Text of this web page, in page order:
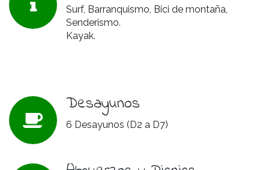
Surf, Barranquismo, Bici de montaña,
Senderismo.
Kayak.
Desayunos
6 Desayunos (D2 a D7)